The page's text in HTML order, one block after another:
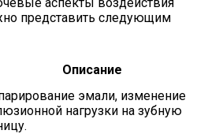
представить следующим
Описание
эмали, изменение
нагрузки на зубную